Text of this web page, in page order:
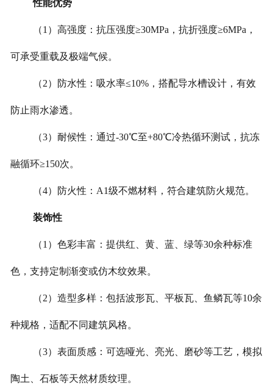
性能优势
（1）高强度：抗压强度≥30MPa，抗折强度≥6MPa，
可承受重载及极端气候。
（2）防水性：吸水率≤10%，搭配导水槽设计，有效
防止雨水渗透。
（3）耐候性：通过-30℃至+80℃冷热循环测试，抗冻
融循环≥150次。
（4）防火性：A1级不燃材料，符合建筑防火规范。
装饰性
（1）色彩丰富：提供红、黄、蓝、绿等30余种标准
色，支持定制渐变或仿木纹效果。
（2）造型多样：包括波形瓦、平板瓦、鱼鳞瓦等10余
种规格，适配不同建筑风格。
（3）表面质感：可选哑光、亮光、磨砂等工艺，模拟
陶土、石板等天然材质纹理。